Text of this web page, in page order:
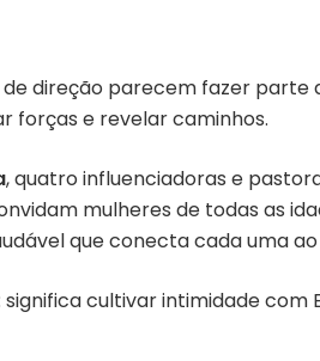
de direção parecem fazer parte
forças e revelar caminhos.
, quatro influenciadoras e
mulheres de todas as
que conecta cada uma
significa cultivar intimidade